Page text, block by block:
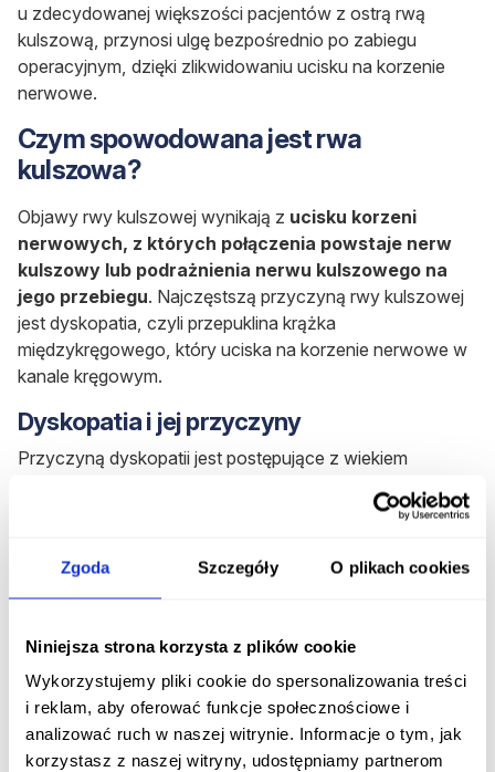
Zgoda Szczegóły O plikach cookies
Niniejsza strona korzysta z plików cookie
Wykorzystujemy pliki cookie do spersonalizowania treści
i reklam, aby oferować funkcje społecznościowe i
analizować ruch w naszej witrynie. Informacje o tym, jak
korzystasz z naszej witryny, udostępniamy partnerom
u zdecydowanej większości pacjentów z ostrą rwą
kulszową, przynosi ulgę bezpośrednio po zabiegu
operacyjnym, dzięki zlikwidowaniu ucisku na korzenie
nerwowe.
Czym spowodowana jest rwa
kulszowa?
Objawy rwy kulszowej wynikają z ucisku korzeni
nerwowych, z których połączenia powstaje nerw
kulszowy lub podrażnienia nerwu kulszowego na
jego przebiegu. Najczęstszą przyczyną rwy kulszowej
jest dyskopatia, czyli przepuklina krążka
międzykręgowego, który uciska na korzenie nerwowe w
kanale kręgowym.
Dyskopatia i jej przyczyny
Przyczyną dyskopatii jest postępujące z wiekiem
Proces ten w połączeniu z nadmiernym obciążaniem
kręgosłupa może spowodować pęknięcie włóknistej
miażdżystego w głąb kanału kręgowego. Zwyrodniały
krążek międzykręgowy powoduje ucisk korzeni
nerwowych i objawy rwy kulszowej.
Największe obciążenie kręgosłupa dotyka odcinek
lędźwiowy, gdzie swój początek ma nerw kulszowy. To